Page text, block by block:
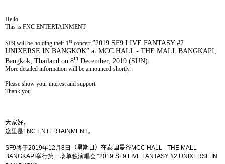
Hello.
This is FNC ENTERTAINMENT.
SF9 will be holding their 1st concert”2019 SF9 LIVE FANTASY #2
UNIXERSE IN BANGKOK” at MCC HALL - THE MALL BANGKAPI,
Bangkok, Thailand on 8th December, 2019 (SUN).
More detailed information will be announced shortly.
Please show your interest and support.
Thank you.
大家好，
这里是FNC ENTERTAINMENT。
SF9将于2019年12 月8日 （星期日）在泰国曼谷MCC HALL - THE MALL
BANGKAPI举行第一场单独演唱会 “2019 SF9 LIVE FANTASY #2 UNIXERSE IN